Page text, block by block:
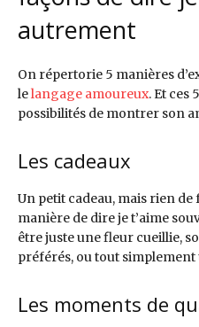
autrement
On répertorie 5 manières
lelangage amoureux. Et ces
possibilités de montrer son
Les cadeaux
Un petit cadeau, mais rien
manière de dire je t’aime
être juste une fleur cueillie,
préférés, ou tout
Les moments de